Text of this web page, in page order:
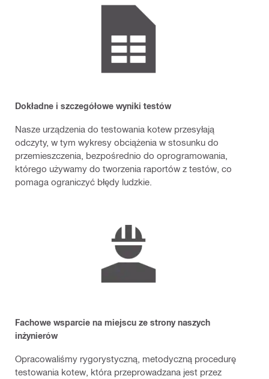
Dokładne i szczegółowe wyniki testów
Nasze urządzenia do testowania kotew przesyłają
odczyty, w tym wykresy obciążenia w stosunku do
przemieszczenia, bezpośrednio do oprogramowania,
którego używamy do tworzenia raportów z testów, co
pomaga ograniczyć błędy ludzkie.
Fachowe wsparcie na miejscu ze strony naszych
inżynierów
Opracowaliśmy rygorystyczną, metodyczną procedurę
testowania kotew, która przeprowadzana jest przez